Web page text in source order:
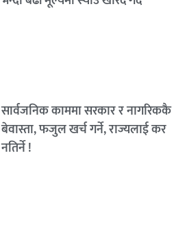
सार्वजनिक काममा सरकार र नागरिककै
बेवास्ता, फजुल खर्च गर्ने, राज्यलाई कर
नतिर्ने !